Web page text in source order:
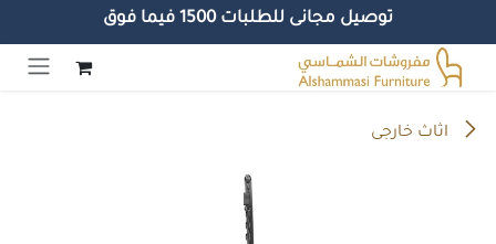
توصيل مجانى للطلبات 1500 فيما فوق
تخطي للذهاب إلى المحتوى
اثاث خارجى